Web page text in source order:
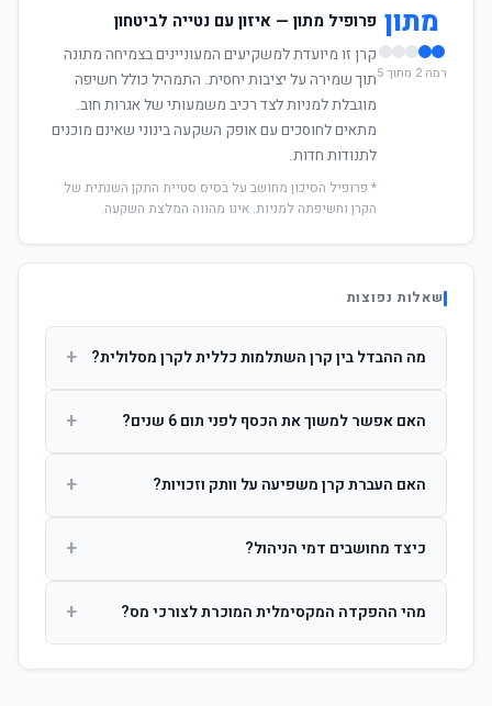
מתון
רמה 2 מתוך 5
פרופיל מתון — איזון עם נטייה לביטחון
קרן זו מיועדת למשקיעים המעוניינים בצמיחה מתונה
תוך שמירה על יציבות יחסית. התמהיל כולל חשיפה
מוגבלת למניות לצד רכיב משמעותי של אגרות חוב.
מתאים לחוסכים עם אופק השקעה בינוני שאינם מוכנים
לתנודות חדות.
* פרופיל הסיכון מחושב על בסיס סטיית התקן השנתית של
הקרן וחשיפתה למניות. אינו מהווה המלצת השקעה.
שאלות נפוצות
מה ההבדל בין קרן השתלמות כללית לקרן מסלולית? +
ההשקעות. קרן מסלולית עוקבת אחרי מדד ספציפי ומאפשרת
האם אפשר למשוך את הכסף לפני תום 6 שנים? +
הרווחים. לאחר 6 שנים ניתן למשוך פטור ממס עד לתקרה
האם העברת קרן משפיעה על וותק וזכויות? +
החברות. הוותק ממשיך להיספר מיום ההפקדה הראשונה.
כיצד מחושבים דמי הניהול? +
ומתן על שיעורם בעת הצטרפות.
מהי ההפקדה המקסימלית המוכרת לצורכי מס? +